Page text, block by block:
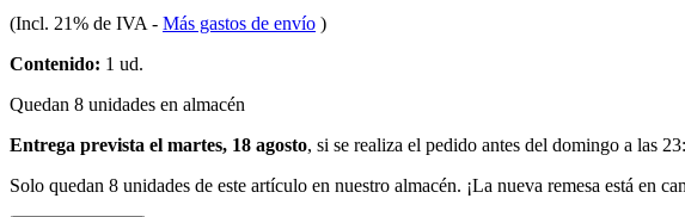
(Incl. 21% de IVA - Más gastos de envío )
Contenido: 1 ud.
Quedan 8 unidades en almacén
Entrega prevista el martes, 18 agosto, si se realiza el pedido antes del domingo a las
Solo quedan 8 unidades de este artículo en nuestro almacén. ¡La nueva remesa está en